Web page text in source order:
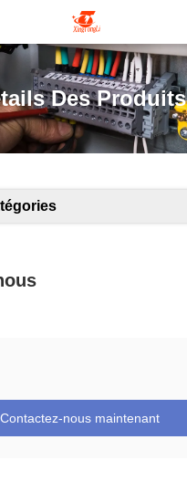
Des Produits
Contactez-nous maintenant